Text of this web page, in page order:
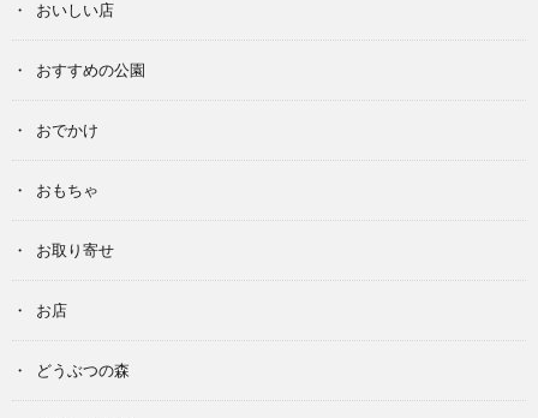
おいしい店
おすすめの公園
おでかけ
おもちゃ
お取り寄せ
お店
どうぶつの森